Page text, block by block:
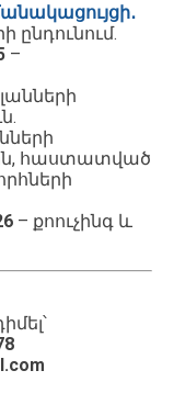
ընդունում.
–
հաստատված
– քոուչինգ և